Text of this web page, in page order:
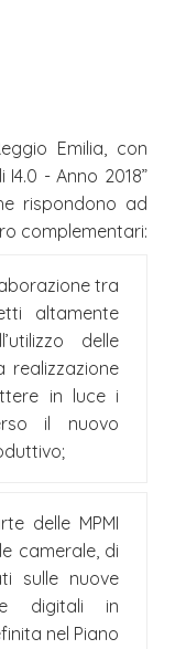
Emilia, con
I4.0 - Anno 2018”
rispondono ad
complementari:
tra
altamente
delle
realizzazione
in luce i
il nuovo
delle MPMI
camerale, di
sulle nuove
digitali in
nel Piano